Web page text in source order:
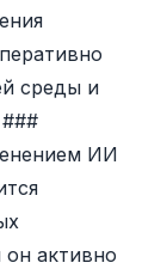
среды и
ИИ
он активно